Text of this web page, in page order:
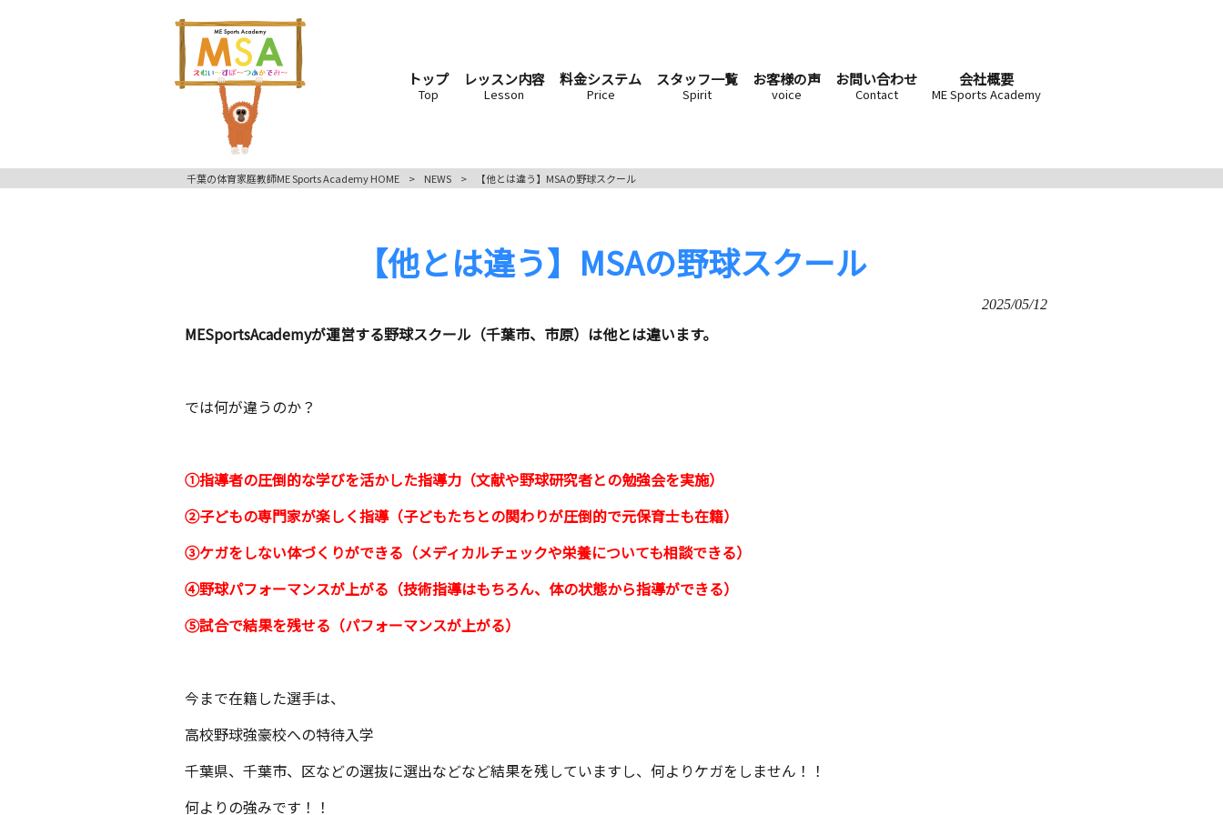
トップ
Top
レッスン内容
Lesson
料金システム
Price
スタッフ一覧
Spirit
お客様の声
voice
お問い合わせ
Contact
会社概要
ME Sports Academy
千葉の体育家庭教師ME Sports Academy HOME > NEWS > 【他とは違う】MSAの野球スクール
【他とは違う】MSAの野球スクール
2025/05/12
MESportsAcademyが運営する野球スクール（千葉市、市原）は他とは違います。
では何が違うのか？
①指導者の圧倒的な学びを活かした指導力（文献や野球研究者との勉強会を実施）
②子どもの専門家が楽しく指導（子どもたちとの関わりが圧倒的で元保育士も在籍）
③ケガをしない体づくりができる（メディカルチェックや栄養についても相談できる）
④野球パフォーマンスが上がる（技術指導はもちろん、体の状態から指導ができる）
⑤試合で結果を残せる（パフォーマンスが上がる）
今まで在籍した選手は、
高校野球強豪校への特待入学
千葉県、千葉市、区などの選抜に選出などなど結果を残していますし、何よりケガをしません！！
何よりの強みです！！